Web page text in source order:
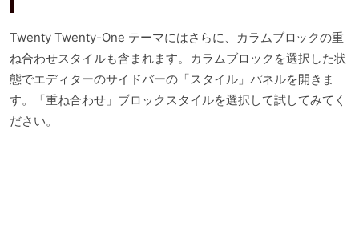
Twenty Twenty-One テーマにはさらに、カラムブロックの重
ね合わせスタイルも含まれます。カラムブロックを選択した状
態でエディターのサイドバーの「スタイル」パネルを開きま
す。「重ね合わせ」ブロックスタイルを選択して試してみてく
ださい。